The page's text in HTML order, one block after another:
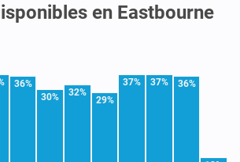
en Eastbourne
36%
30%
32%
29%
37% 37% 36%